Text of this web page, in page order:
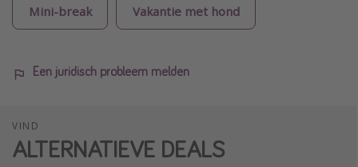
Mini-break Vakantie met hond
Een juridisch probleem melden
VIND
ALTERNATIEVE DEALS